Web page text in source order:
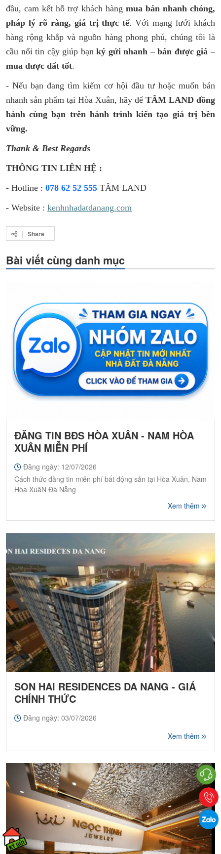
đầu, cam kết hỗ trợ khách hàng mua bán nhanh chóng,
pháp lý rõ ràng, giá trị thực tế. Với mạng lưới khách
hàng rộng khắp và nguồn hàng phong phú, chúng tôi là
cầu nối tin cậy giúp bạnký gửi nhanh – bán được giá –
mua được đất tốt.
- Nếu bạn đang tìm kiếm cơ hội đầu tư hoặc muốn bán
nhanh sản phẩm tại Hòa Xuân, hãy để TÂM LAND đồng
hành cùng bạn trên hành trình kiến tạo giá trị bền
vững.
Thank & Best Regards
THÔNG TIN LIÊN HỆ :
- Hotline : 078 62 52 555 TÂM LAND
- Website : kenhnhadatdanang.com
Share
Bài viết cùng danh mục
ĐĂNG TIN BĐS HÒA XUÂN - NAM HÒA
XUÂN MIỄN PHÍ
Đăng ngày: 12/07/2026
Cách thức đăng tin miễn phí bất động sản tại Hòa Xuân, Nam
Hòa XuâN Đà Nẵng
Xem thêm
SON HAI RESIDENCES DA NANG - GIÁ
CHÍNH THỨC
Đăng ngày: 03/07/2026
Xem thêm